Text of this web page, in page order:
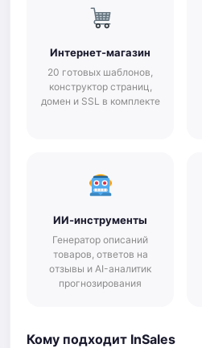
Интернет-магазин
20 готовых шаблонов,
конструктор страниц,
домен и SSL в комплекте
ИИ-инструменты
Генератор описаний
товаров, ответов на
отзывы и AI-аналитик
прогнозирования
Кому подходит InSales